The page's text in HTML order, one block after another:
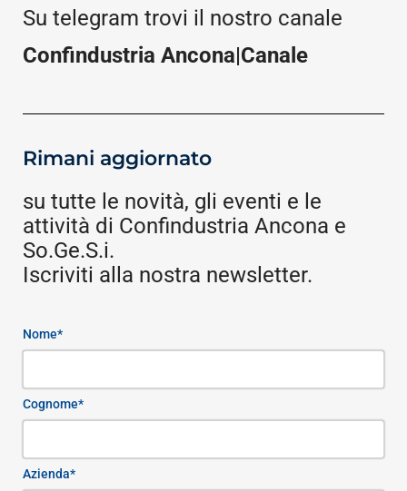
Su telegram trovi il nostro canale
Confindustria Ancona|Canale
Rimani aggiornato
su tutte le novità, gli eventi e le
attività di Confindustria Ancona e
So.Ge.S.i.
Iscriviti alla nostra newsletter.
Nome*
Cognome*
Azienda*